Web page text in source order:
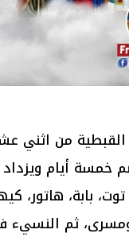
القبطية من اثني
خمسة أيام
بابة، هاتور،
ومسرى، ثم النسيء